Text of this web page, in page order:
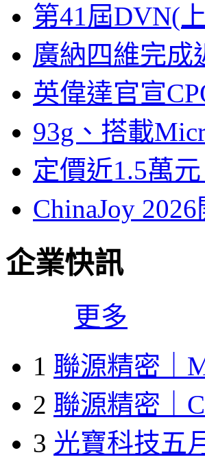
第41屆DVN(
廣納四維完成
英偉達官宣
93g、搭載
定價近1.5萬
ChinaJoy
企業快訊
更多
1 聯源精密｜
2 聯源精密｜
3 光寶科技五